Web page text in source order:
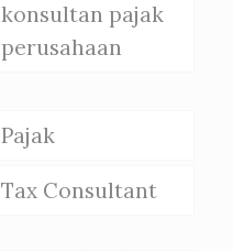
konsultan pajak
perusahaan
Pajak
Tax Consultant